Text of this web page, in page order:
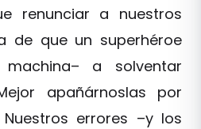
renunciar a nuestros
de que un superhéroe
a solventar
apañárnoslas por
errores –y los